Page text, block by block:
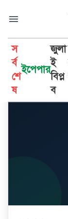
স
র্ব
শে
ষ
ইপেপার
জুলা
ই
বিপ্ল
ব